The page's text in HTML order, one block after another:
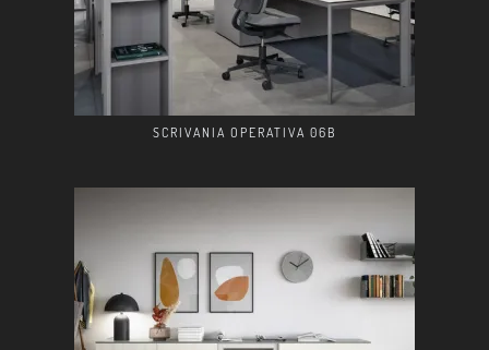
SCRIVANIA OPERATIVA 06B